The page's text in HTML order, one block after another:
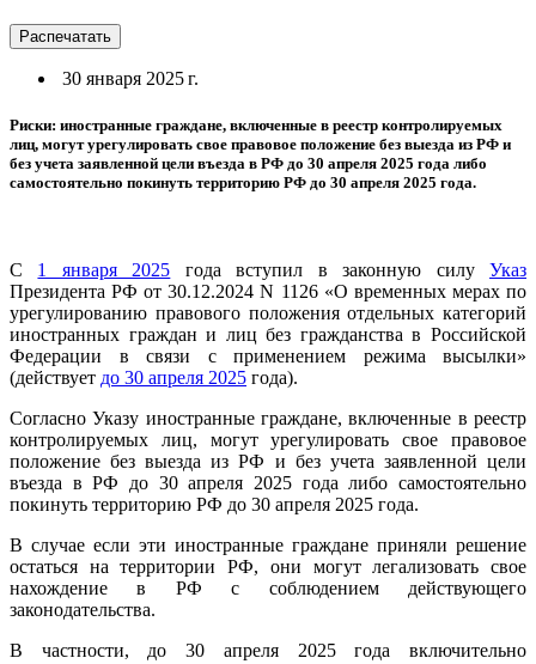
Распечатать
30 января 2025 г.
Риски: иностранные граждане, включенные в реестр контролируемых
лиц, могут урегулировать свое правовое положение без выезда из РФ и
без учета заявленной цели въезда в РФ до 30 апреля 2025 года либо
самостоятельно покинуть территорию РФ до 30 апреля 2025 года.
С 1 января 2025 года вступил в законную силуУказ
Президента РФ от 30.12.2024 N 1126 «О временных мерах по
урегулированию правового положения отдельных категорий
иностранных граждан и лиц без гражданства в Российской
Федерации в связи с применением режима высылки»
(действует до 30 апреля 2025 года).
Согласно Указу иностранные граждане, включенные в реестр
контролируемых лиц, могут урегулировать свое правовое
положение без выезда из РФ и без учета заявленной цели
въезда в РФ до 30 апреля 2025 года либо самостоятельно
покинуть территорию РФ до 30 апреля 2025 года.
В случае если эти иностранные граждане приняли решение
остаться на территории РФ, они могут легализовать свое
нахождение в РФ с соблюдением действующего
законодательства.
В частности, до 30 апреля 2025 года включительно